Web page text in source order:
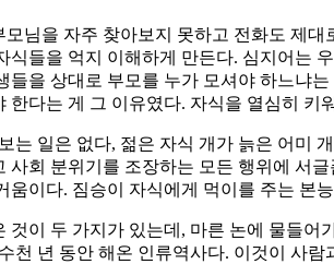
님을 자주 찾아보지 못하고 전화도 제
식들을 억지 이해하게 만든다. 심지어는
들을 상대로 부모를 누가 모셔야 하느냐
한다는 게 그 이유였다. 자식을 열심히 키
는 일은 없다, 젊은 자식 개가 늙은 어미
사회 분위기를 조장하는 모든 행위에 서
움이다. 짐승이 자식에게 먹이를 주는 본
것이 두 가지가 있는데, 마른 논에 물들
천 년 동안 해온 인류역사다. 이것이 사람